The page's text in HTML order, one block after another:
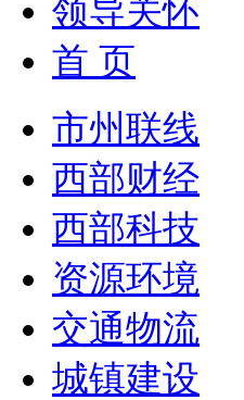
领导关怀
首 页
市州联线
西部财经
西部科技
资源环境
交通物流
城镇建设